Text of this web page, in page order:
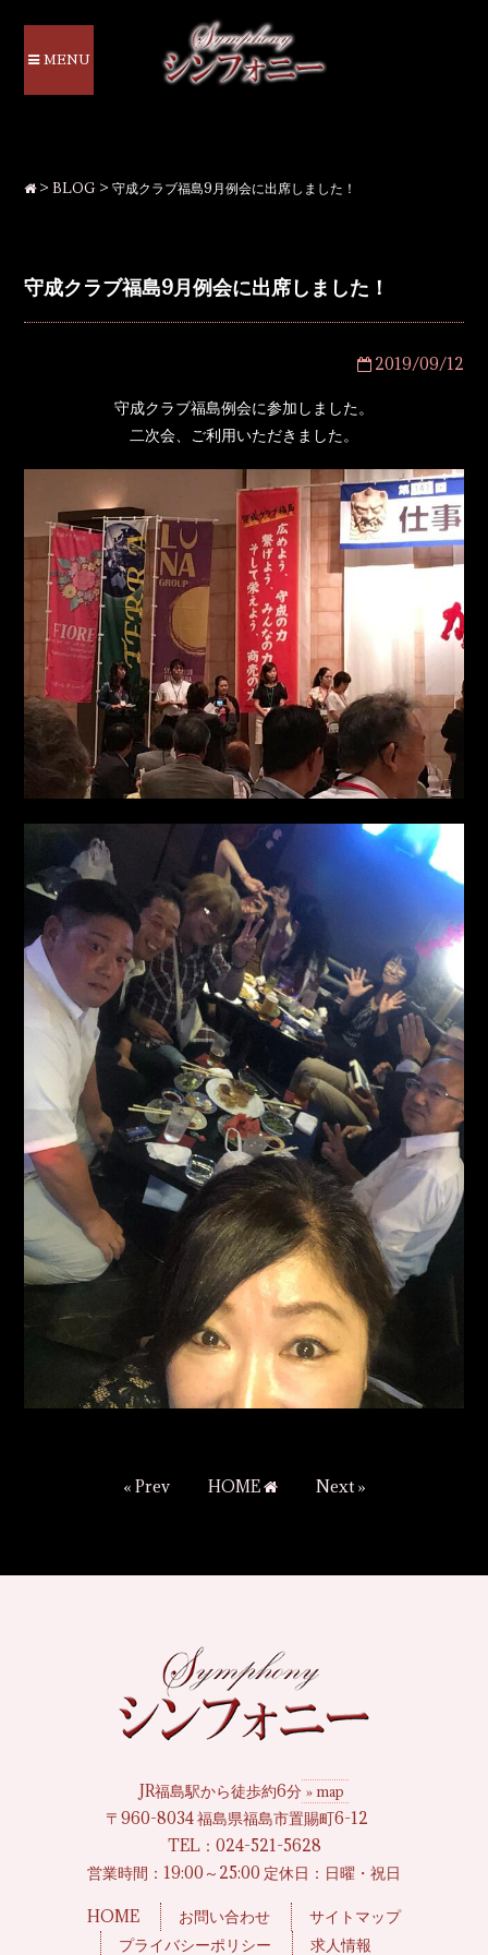
MENU
> BLOG >守成クラブ福島9月例会に出席しました！
守成クラブ福島9月例会に出席しました！
2019/09/12
守成クラブ福島例会に参加しました。
二次会、ご利用いただきました。
« Prev HOME Next »
JR福島駅から徒歩約6分 » map
〒960-8034 福島県福島市置賜町6-12
TEL： 024-521-5628
営業時間：19:00～25:00 定休日：日曜・祝日
HOME お問い合わせ
サイトマップ
プライバシーポリシー
求人情報